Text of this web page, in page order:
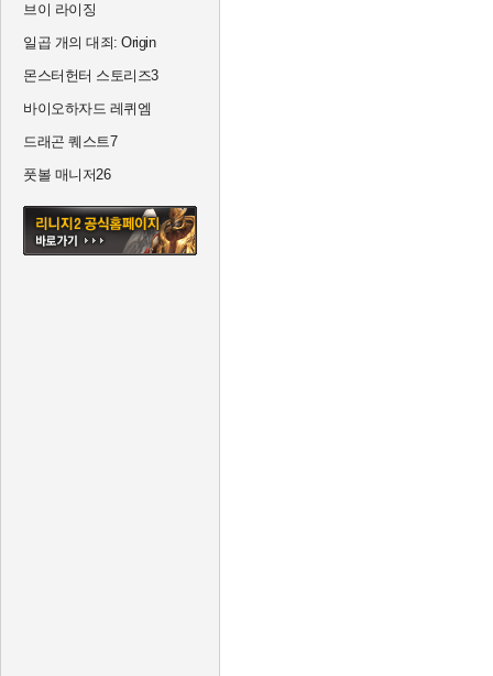
브이 라이징
일곱 개의 대죄: Origin
몬스터헌터 스토리즈3
바이오하자드 레퀴엠
드래곤 퀘스트7
풋볼 매니저26